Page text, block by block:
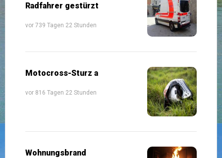
Radfahrer gestürzt
vor 739 Tagen 22 Stunden
Motocross-Sturz a
vor 816 Tagen 22 Stunden
Wohnungsbrand